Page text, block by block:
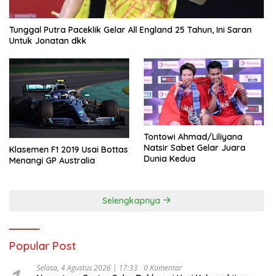
Tunggal Putra Paceklik Gelar All England 25 Tahun, Ini Saran
Untuk Jonatan dkk
Klasemen F1 2019 Usai Bottas
Menangi GP Australia
Tontowi Ahmad/Liliyana
Natsir Sabet Gelar Juara
Dunia Kedua
Selengkapnya
Popular Post
Selasa, 4 Agustus 2026 | 17:33 0 Komentar